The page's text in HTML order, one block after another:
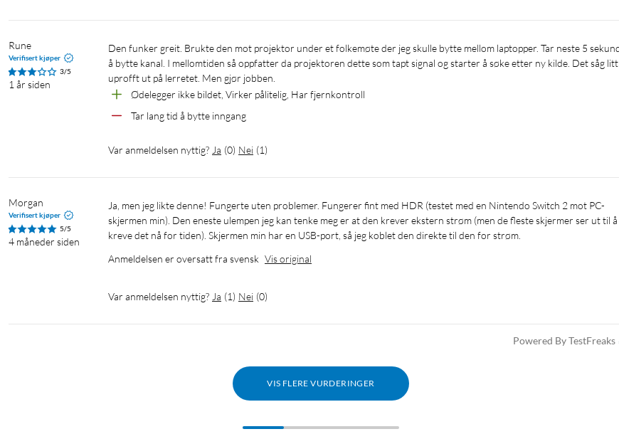
Rune
Verifisert kjøper
3/5
1 år siden
Den funker greit. Brukte den mot projektor under et folkemøte der jeg skulle bytte mellom laptopper. Tar neste 5 sekunder
å bytte kanal. I mellomtiden så oppfatter da projektoren dette som tapt signal og starter å søke etter ny kilde. Det såg litt
uprofft ut på lerretet. Men gjør jobben.
Ødelegger ikke bildet, Virker pålitelig, Har fjernkontroll
Tar lang tid å bytte inngang
Var anmeldelsen nyttig? Ja (0) Nei (1)
Morgan
Verifisert kjøper
5/5
4 måneder siden
Ja, men jeg likte denne! Fungerte uten problemer. Fungerer fint med HDR (testet med en Nintendo Switch 2 mot PC-
skjermen min). Den eneste ulempen jeg kan tenke meg er at den krever ekstern strøm (men de fleste skjermer ser ut til å
kreve det nå for tiden). Skjermen min har en USB-port, så jeg koblet den direkte til den for strøm.
Anmeldelsen er oversatt fra svensk Vis original
Var anmeldelsen nyttig? Ja (1) Nei (0)
Powered By TestFreaks
VIS FLERE VURDERINGER